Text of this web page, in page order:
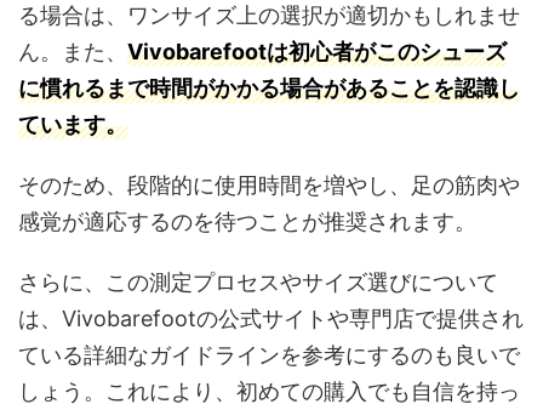
る場合は、ワンサイズ上の選択が適切かもしれませ
ん。また、 Vivobarefootは初心者がこのシューズ
に慣れるまで時間がかかる場合があることを認識し
ています。
そのため、段階的に使用時間を増やし、足の筋肉や
感覚が適応するのを待つことが推奨されます。
さらに、この測定プロセスやサイズ選びについて
は、Vivobarefootの公式サイトや専門店で提供され
ている詳細なガイドラインを参考にするのも良いで
しょう。これにより、初めての購入でも自信を持っ